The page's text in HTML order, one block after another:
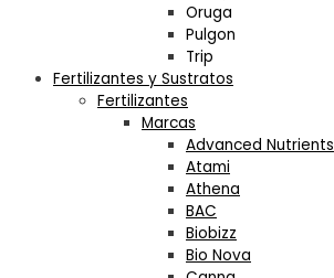
Oruga
Pulgon
Trip
Fertilizantes y Sustratos
Fertilizantes
Marcas
Advanced Nutrients
Atami
Athena
BAC
Biobizz
Bio Nova